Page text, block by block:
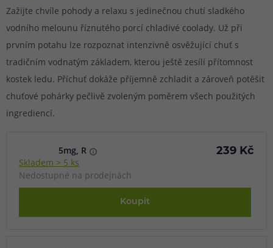
Zažijte chvíle pohody a relaxu s jedinečnou chutí sladkého
vodního melounu říznutého porcí chladivé coolady. Už při
prvním potahu lze rozpoznat intenzivně osvěžující chuť s
tradičním vodnatým základem, kterou ještě zesílí přítomnost
kostek ledu. Příchuť dokáže příjemně zchladit a zároveň potěšit
chuťové pohárky pečlivě zvoleným poměrem všech použitých
ingrediencí.
5mg, R
Skladem > 5 ks
Nedostupné na prodejnách
239 Kč
Koupit